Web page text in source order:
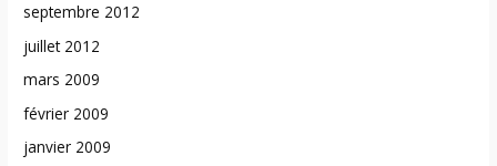
septembre 2012
juillet 2012
mars 2009
février 2009
janvier 2009